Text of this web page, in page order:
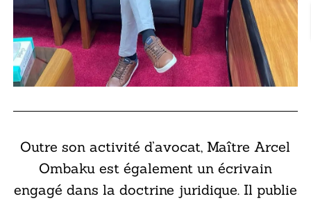
DROIT
Outre son activité d’avocat, Maître Arcel
Ombaku est également un écrivain
engagé dans la doctrine juridique. Il publie